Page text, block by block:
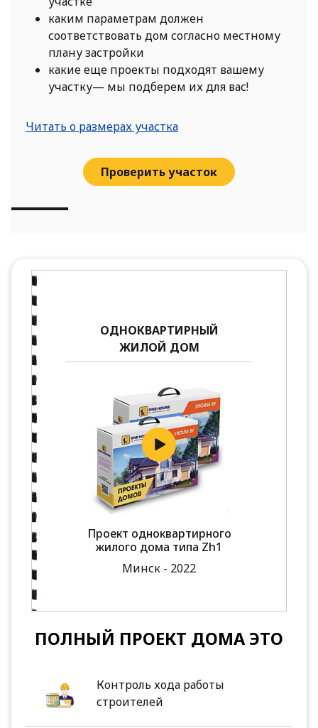
каким параметрам должен
соответствовать дом согласно местному
плану застройки
какие еще проекты подходят вашему
участку— мы подберем их для вас!
Читать о размерах участка
Проверить участок
ОДНОКВАРТИРНЫЙ
ЖИЛОЙ ДОМ
Проект одноквартирного
жилого дома типа Zh1
Минск - 2022
ПОЛНЫЙ ПРОЕКТ ДОМА ЭТО
Контроль хода работы
строителей